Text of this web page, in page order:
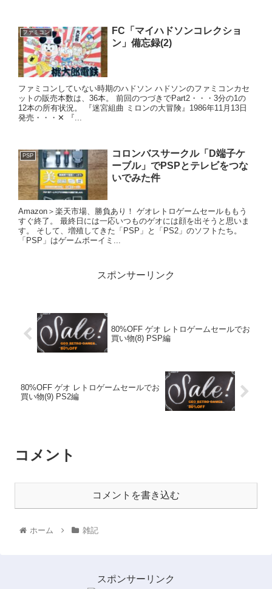
ファミコン
FC「マイハドソンコレクショ
ン」備忘録(2)
ファミコンしていない時期のハドソン ハドソンのファミコンカセ
ットの販売本数は、36本。 前回のつづきでPart2・・・3分の1の
12本の所有状況。 『迷宮組曲 ミロンの大冒険』1986年11月13日
発売・・・✕ 『...
PSP
コロンバスサークル「D端子ケ
ーブル」でPSPとテレビをつな
いでみた件
Amazon＞楽天市場、勝負あり！ ゲオレトロゲームセールももう
すぐ終了。 最終日には一応いつものゲオには顔を出そうと思いま
す。 そして、増殖してきた「PSP」と「PS2」のソフトたち。
「PSP」はゲームボーイミ...
スポンサーリンク
80%OFF ゲオ レトロゲームセールでお
買い物(8) PSP編
80%OFF ゲオ レトロゲームセールでお
買い物(9) PS2編
コメント
コメントを書き込む
ホーム 雑記
スポンサーリンク